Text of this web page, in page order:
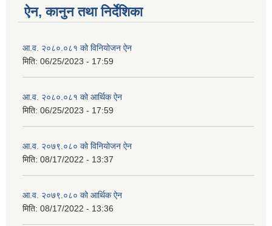
ऐन, कानुन तथा निर्देशिका
आ.व. २०८०.०८१ को विनियोजन ऐन
मिति: 06/25/2023 - 17:59
आ.व. २०८०.०८१ को आर्थिक ऐन
मिति: 06/25/2023 - 17:59
आ.व. २०७९.०८० को विनियोजन ऐन
मिति: 08/17/2022 - 13:37
आ.व. २०७९.०८० को आर्थिक ऐन
मिति: 08/17/2022 - 13:36